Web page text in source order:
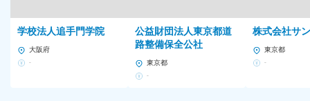
学校法人追手門学院
大阪府
-
公益財団法人東京都道
路整備保全公社
東京都
-
株式会社サ
東京都
-